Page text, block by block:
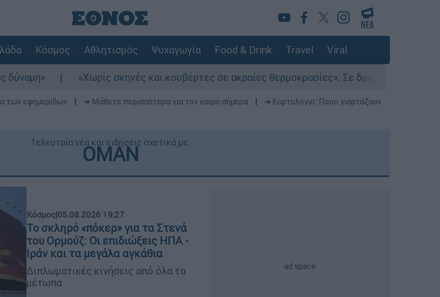
Κόσμος Αθλητισμός Ψυχαγωγία Food & Drink Travel Viral
«Χωρίς σκηνές και κουβέρτες σε ακραίες θερμοκρασίες»: Σε δραματικές συνθήκες χιλιάδες
των εφημερίδων ➔ Μάθετε περισσότερα για τον καιρό σήμερα
➔ Εορτολόγιο: Ποιοι γιορτάζουν
Τελευταία νέα και ειδήσεις σχετικά με:
ΟΜΑΝ
Κόσμος|05.08.2026 19:27
Το σκληρό «πόκερ» για τα Στενά
του Ορμούζ: Οι επιδιώξεις ΗΠΑ -
Ιράν και τα μεγάλα αγκάθια
Διπλωματικές κινήσεις από όλα τα
μέτωπα